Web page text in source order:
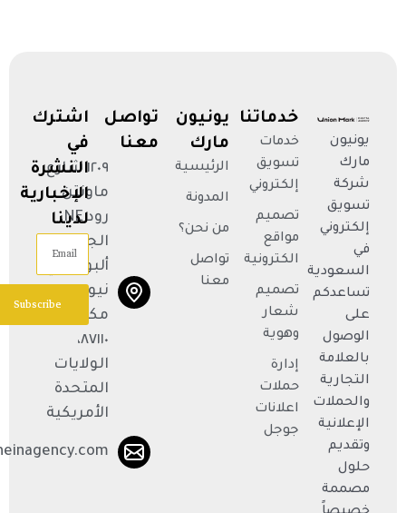
يونيون
مارك
شركة
تسويق
إلكتروني
في
السعودية
تساعدكم
على
الوصول
بالعلامة
التجارية
والحملات
الإعلانية
وتقديم
حلول
مصممة
خدماتنا
خدمات
تسويق
إلكتروني
تصميم
مواقع
الكترونية
تصميم
شعار
وهوية
إدارة
حملات
اعلانات
جوجل
يونيون
مارك
الرئيسية
المدونة
من نحن؟
تواصل
معنا
تواصل
معنا
١٢٠٩ شارع
ماونتن
رود NE،
ألبوكيركي،
نيو
مكسيكو
٨٧١١٠،
الولايات
المتحدة
الأمريكية
اشترك
في
النشرة
الإخبارية
لدينا
Email
Subscribe